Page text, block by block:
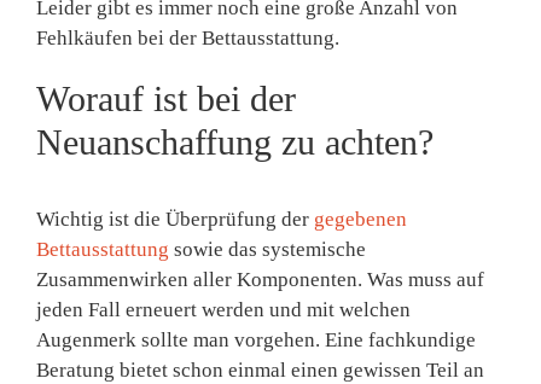
Leider gibt es immer noch eine große Anzahl von
Fehlkäufen bei der Bettausstattung.
Worauf ist bei der
Neuanschaffung zu achten?
Wichtig ist die Überprüfung der gegebenen
Bettausstattung sowie das systemische
Zusammenwirken aller Komponenten. Was muss auf
jeden Fall erneuert werden und mit welchen
Augenmerk sollte man vorgehen. Eine fachkundige
Beratung bietet schon einmal einen gewissen Teil an